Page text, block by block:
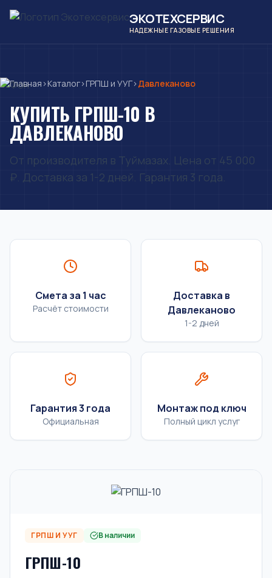
ЭКОТЕХСЕРВИС
НАДЕЖНЫЕ ГАЗОВЫЕ РЕШЕНИЯ
Главная ›Каталог›ГРПШ и УУГ›Давлеканово
КУПИТЬ ГРПШ-10 В
ДАВЛЕКАНОВО
От производителя в Туймазах. Цена от 45 000
₽. Доставка за 1-2 дней. Гарантия 3 года.
Смета за 1 час
Расчёт стоимости
Доставка в
Давлеканово
1-2 дней
Гарантия 3 года
Официальная
Монтаж под ключ
Полный цикл услуг
ГРПШ И УУГ В наличии
ГРПШ-10